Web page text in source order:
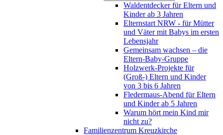
Waldentdecker für Eltern und
Kinder ab 3 Jahren
Elternstart NRW - für Mütter
und Väter mit Babys im ersten
Lebensjahr
Gemeinsam wachsen – die
Eltern-Baby-Gruppe
Holzwerk-Projekte für
(Groß-) Eltern und Kinder
von 3 bis 6 Jahren
Fledermaus-Abend für Eltern
und Kinder ab 5 Jahren
Warum hört mein Kind mir
nicht zu?
Familienzentrum Kreuzkirche